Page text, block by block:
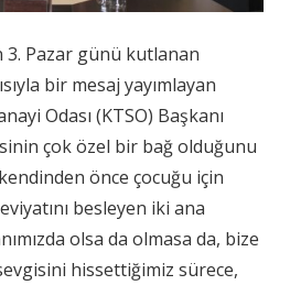
3. Pazar günü kutlanan
bir mesaj yayımlayan
Odası (KTSO) Başkanı
çok özel bir bağ olduğunu
önce çocuğu için
besleyen iki ana
olsa da olmasa da, bize
hissettiğimiz sürece,